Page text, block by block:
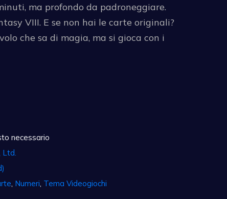
ma profondo da padroneggiare.
VIII. E se non hai le carte originali?
che sa di magia, ma si gioca con i
necessario
Ltd.
Numeri Tema Videogiochi